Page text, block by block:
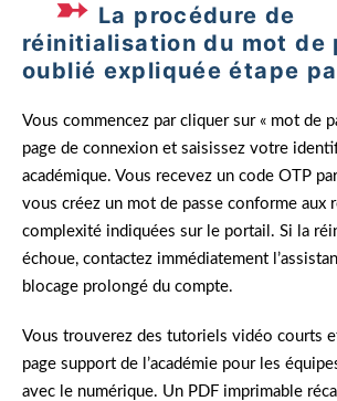
La procédure de
réinitialisation du mot de
oublié expliquée étape
Vous commencez par cliquer sur « mot de
page de connexion et saisissez votre
académique. Vous recevez un code OTP
vous créez un mot de passe conforme aux
complexité indiquées sur le portail. Si la
échoue, contactez immédiatement
blocage prolongé du compte.
Vous trouverez des tutoriels vidéo courts
page support de l’académie pour les
avec le numérique. Un PDF imprimable